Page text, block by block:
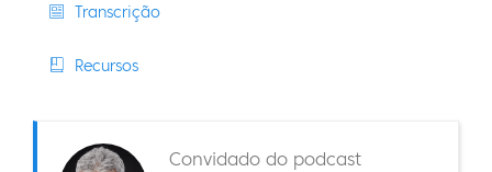
Transcrição
Recursos
Convidado do podcast